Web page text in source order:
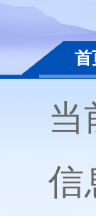
首
当
信